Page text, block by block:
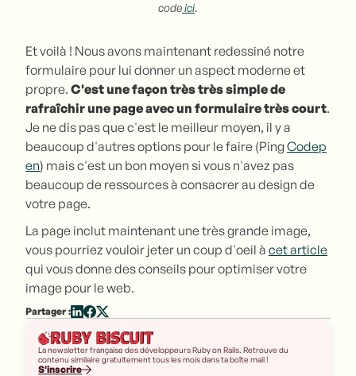
La newsletter française des développeurs Ruby on Rails. Retrouve du
contenu similaire gratuitement tous les mois dans ta boîte mail !
S'inscrire
Partager :
codeici.
Et voilà ! Nous avons maintenant redessiné notre
formulaire pour lui donner un aspect moderne et
propre. C'est une façon très très simple de
rafraîchir une page avec un formulaire très court.
Je ne dis pas que c'est le meilleur moyen, il y a
beaucoup d'autres options pour le faire (Ping Codep
en) mais c'est un bon moyen si vous n'avez pas
beaucoup de ressources à consacrer au design de
votre page.
La page inclut maintenant une très grande image,
vous pourriez vouloir jeter un coup d'oeil à cet article
qui vous donne des conseils pour optimiser votre
image pour le web.